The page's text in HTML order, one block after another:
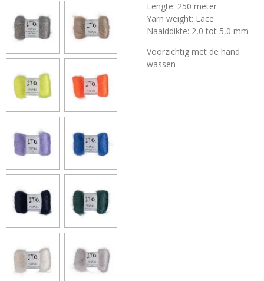
Lengte: 250 meter
Yarn weight: Lace
Naalddikte: 2,0 tot 5,0 mm
Voorzichtig met de hand
wassen